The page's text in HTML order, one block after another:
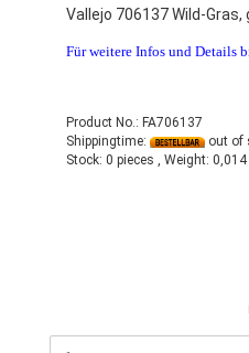
Vallejo 706137 Wild-
Für weitere Infos und Details
Product No.: FA706137
Shippingtime:
out of
Stock: 0 pieces , Weight: 0,014